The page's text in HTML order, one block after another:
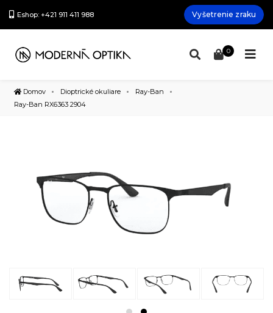
Eshop: +421 911 411 988 Vyšetrenie zraku
0
Domov Dioptrické okuliare
Ray-Ban
Ray-Ban RX6363 2904